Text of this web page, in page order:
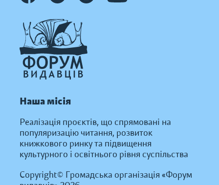
Наша місія
Реалізація проєктів, що спрямовані на
популяризацію читання, розвиток
книжкового ринку та підвищення
культурного і освітнього рівня суспільства
Copyright© Громадська організація «Форум